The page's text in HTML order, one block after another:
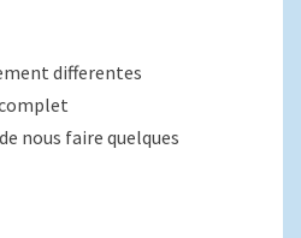
differentes
nous faire quelques